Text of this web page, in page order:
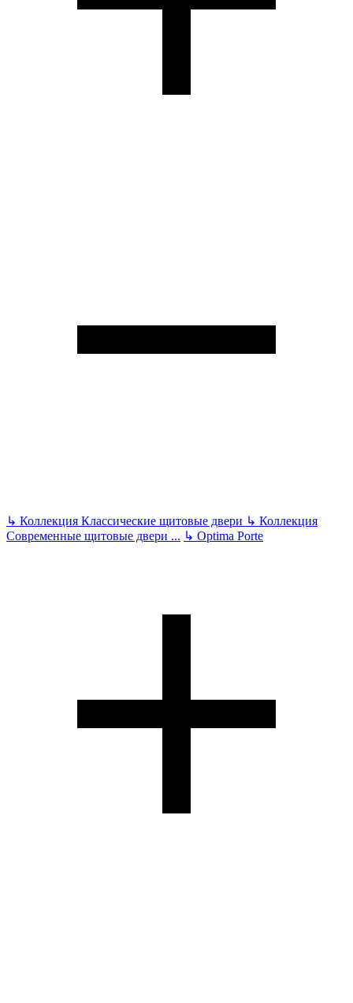
↳ Коллекция Классические щитовые двери ↳ Коллекция
Современные щитовые двери ... ↳ Optima Porte